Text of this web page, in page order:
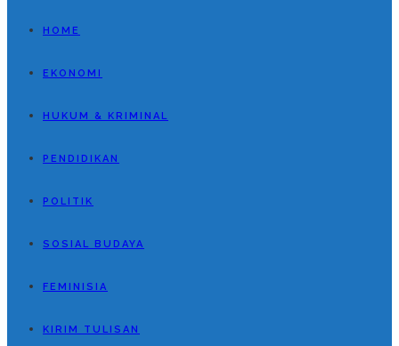
HOME
EKONOMI
HUKUM & KRIMINAL
PENDIDIKAN
POLITIK
SOSIAL BUDAYA
FEMINISIA
KIRIM TULISAN